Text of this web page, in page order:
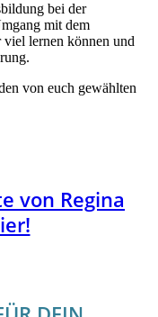
bei der
mit dem
viel lernen können und
von euch gewählten
von Regina